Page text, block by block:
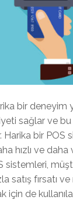
bir deneyim
sağlar ve bu
Harika bir POS
hızlı ve
sistemleri,
satış fırsatı
için de